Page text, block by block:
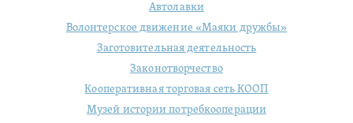
Автолавки
Волонтерское движение «Маяки дружбы»
Заготовительная деятельность
Законотворчество
Кооперативная торговая сеть КООП
Музей истории потребкооперации